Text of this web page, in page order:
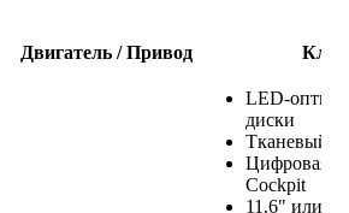
Двигатель / Привод
LED-
диски
Тканевый
Цифровая
Cockpit
11.6" или